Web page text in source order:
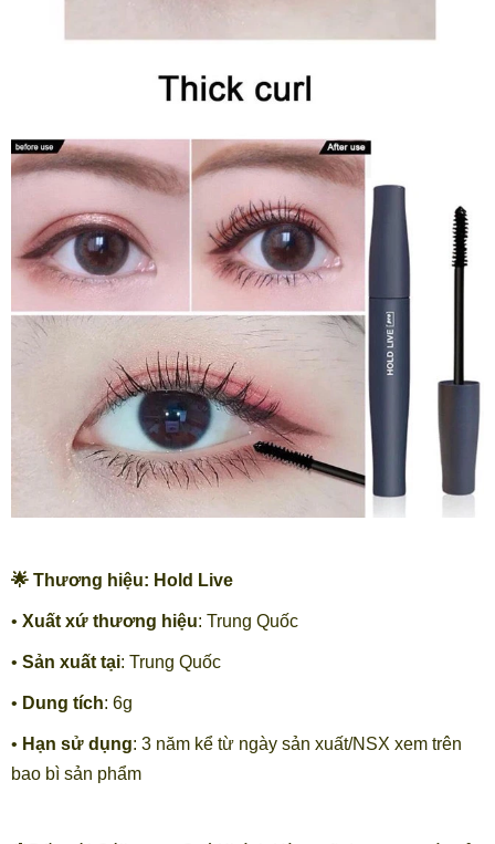
🌟 Thương hiệu: Hold Live
• Xuất xứ thương hiệu: Trung Quốc
• Sản xuất tại: Trung Quốc
• Dung tích: 6g
• Hạn sử dụng: 3 năm kể từ ngày sản xuất/NSX xem trên
bao bì sản phẩm